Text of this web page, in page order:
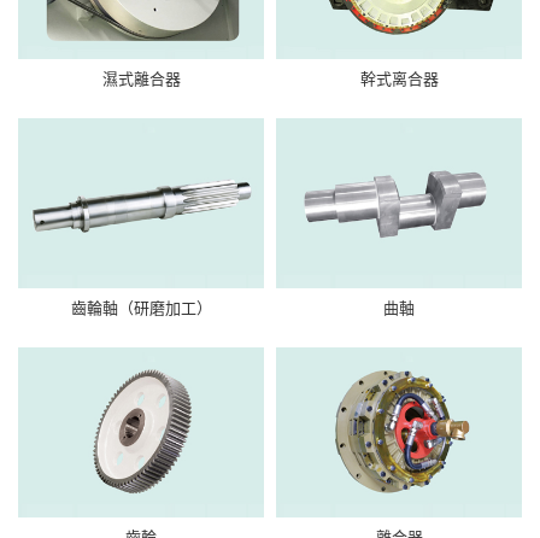
濕式離合器 幹式离合器
齒輪軸（研磨加工） 曲軸